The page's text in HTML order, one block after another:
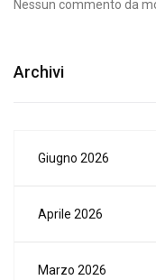
Nessun commento da
Archivi
Giugno 2026
Aprile 2026
Marzo 2026